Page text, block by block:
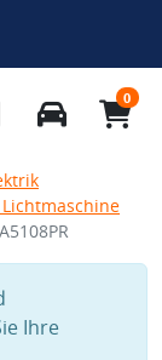
0
Ihre